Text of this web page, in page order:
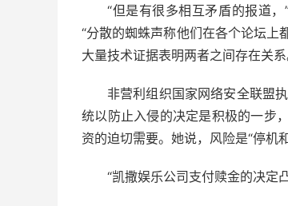
“但是有很多相互矛盾的报道
“分散的蜘蛛声称他们在各个论坛
大量技术证据表明两者之间存在关系
非营利组织国家网络安全联盟
统以防止入侵的决定是积极的一步
资的迫切需要。她说，风险是“停机
“凯撒娱乐公司支付赎金的决定